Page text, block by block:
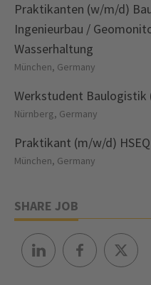
Praktikanten (w/m/d)
Ingenieurbau /
Wasserhaltung
München, Germany
Werkstudent Baulogistik
Nürnberg, Germany
Praktikant (m/w/d)
München, Germany
SHARE JOB